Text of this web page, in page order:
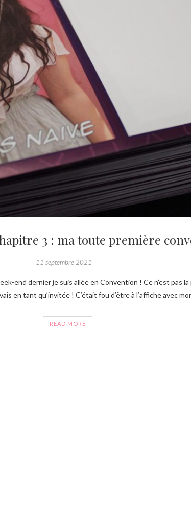
3 : ma toute première
11 septembre 2021
en tant qu’invitée ! C’était fou d’être à l’affiche avec
READ MORE